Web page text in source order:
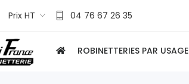
Prix HT 04 76 67 26 35
ROBINETTERIES PAR USAGE